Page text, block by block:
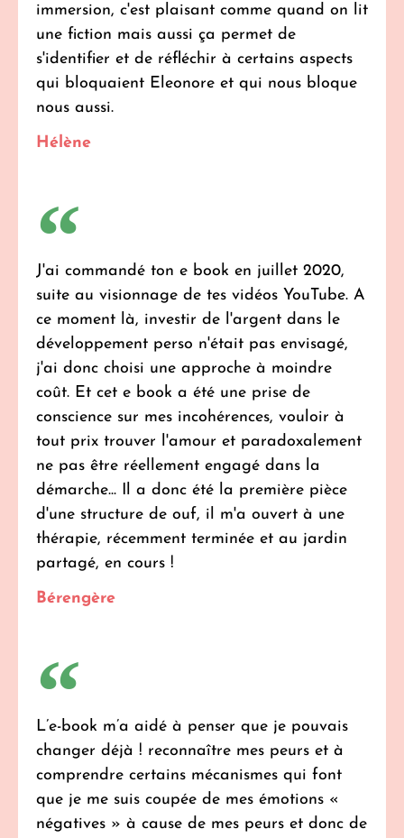
immersion, c'est plaisant comme quand on lit
une fiction mais aussi ça permet de
s'identifier et de réfléchir à certains aspects
qui bloquaient Eleonore et qui nous bloque
nous aussi.
Hélène
J'ai commandé ton e book en juillet 2020,
suite au visionnage de tes vidéos YouTube. A
ce moment là, investir de l'argent dans le
développement perso n'était pas envisagé,
j'ai donc choisi une approche à moindre
coût. Et cet e book a été une prise de
conscience sur mes incohérences, vouloir à
tout prix trouver l'amour et paradoxalement
ne pas être réellement engagé dans la
démarche... Il a donc été la première pièce
d'une structure de ouf, il m'a ouvert à une
thérapie, récemment terminée et au jardin
partagé, en cours !
Bérengère
L’e-book m’a aidé à penser que je pouvais
changer déjà ! reconnaître mes peurs et à
comprendre certains mécanismes qui font
que je me suis coupée de mes émotions «
négatives » à cause de mes peurs et donc de